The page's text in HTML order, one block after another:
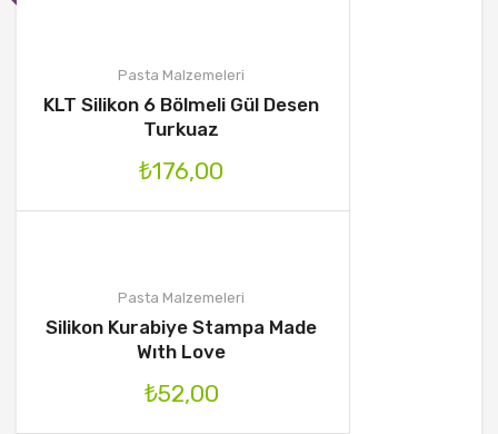
Pasta Malzemeleri
KLT Silikon 6 Bölmeli Gül Desen
Turkuaz
₺176,00
Pasta Malzemeleri
Silikon Kurabiye Stampa Made
Wıth Love
₺52,00